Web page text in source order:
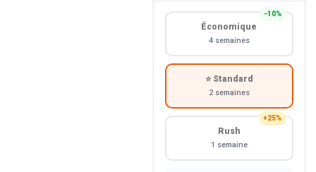
−10%
Économique
4 semaines
⭐ Standard
2 semaines
+25%
Rush
1 semaine